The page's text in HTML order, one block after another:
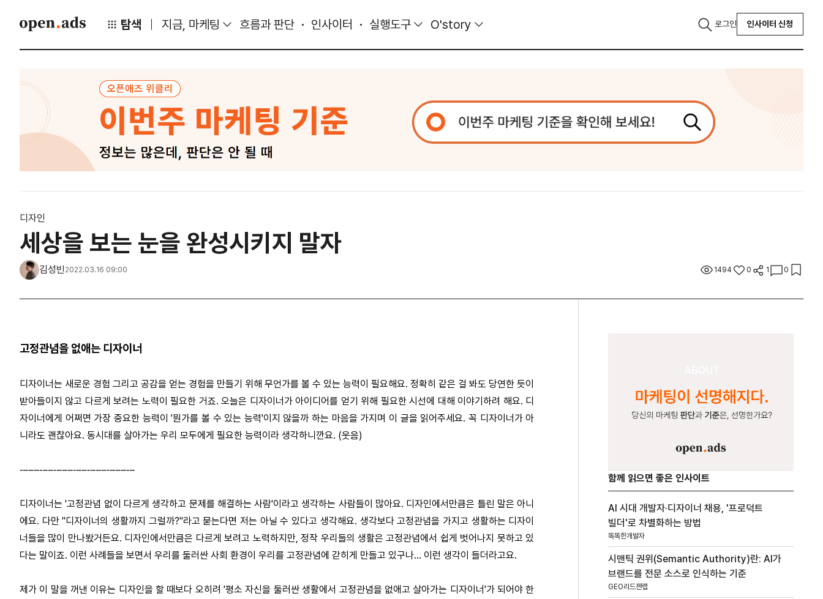
탐색 지금, 마케팅 흐름과 판단 인사이터 실행도구 O'story 로그인 인사이터 신청
디자인
세상을 보는 눈을 완성시키지 말자
김성빈 2022.03.16 09:00 1494 0 1 0
고정관념을 없애는 디자이너
디자이너는 새로운 경험 그리고 공감을 얻는 경험을 만들기 위해 무언가를 볼 수 있는 능력이 필요해요. 정확히 같은 걸 봐도 당연한 듯이
받아들이지 않고 다르게 보려는 노력이 필요한 거죠. 오늘은 디자이너가 아이디어를 얻기 위해 필요한 시선에 대해 이야기하려 해요. 디
자이너에게 어쩌면 가장 중요한 능력이 '뭔가를 볼 수 있는 능력'이지 않을까 하는 마음을 가지며 이 글을 읽어주세요. 꼭 디자이너가 아
니라도 괜찮아요. 동시대를 살아가는 우리 모두에게 필요한 능력이라 생각하니깐요. (웃음)
-----------------------------------------
디자이너는 '고정관념 없이 다르게 생각하고 문제를 해결하는 사람'이라고 생각하는 사람들이 많아요. 디자인에서만큼은 틀린 말은 아니
에요. 다만 "디자이너의 생활까지 그럴까?"라고 묻는다면 저는 아닐 수 있다고 생각해요. 생각보다 고정관념을 가지고 생활하는 디자이
너들을 많이 만나봤거든요. 디자인에서만큼은 다르게 보려고 노력하지만, 정작 우리들의 생활은 고정관념에서 쉽게 벗어나지 못하고 있
다는 말이죠. 이런 사례들을 보면서 우리를 둘러싼 사회 환경이 우리를 고정관념에 갇히게 만들고 있구나... 이런 생각이 들더라고요.
제가 이 말을 꺼낸 이유는 디자인을 할 때보다 오히려 '평소 자신을 둘러싼 생활에서 고정관념을 없애고 살아가는 디자이너'가 되어야 한
함께 읽으면 좋은 인사이트
AI 시대 개발자·디자이너 채용, '프로덕트
빌더'로 차별화하는 방법
똑똑한개발자
시맨틱 권위(Semantic Authority)란: AI가
브랜드를 전문 소스로 인식하는 기준
GEO리드젠랩